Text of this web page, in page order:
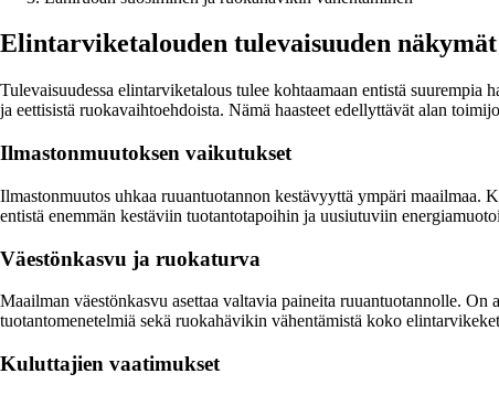
Elintarviketalouden tulevaisuuden näkymät
Tulevaisuudessa elintarviketalous tulee kohtaamaan entistä
ja eettisistä ruokavaihtoehdoista. Nämä haasteet edellyttävät alan
Ilmastonmuutoksen vaikutukset
Ilmastonmuutos uhkaa ruuantuotannon kestävyyttä ympäri
entistä enemmän kestäviin tuotantotapoihin ja uusiutuviin
Väestönkasvu ja ruokaturva
Maailman väestönkasvu asettaa valtavia paineita ruuantuotannolle.
tuotantomenetelmiä sekä ruokahävikin vähentämistä koko
Kuluttajien vaatimukset